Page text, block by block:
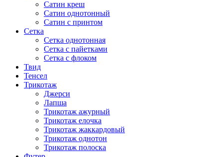
Сатин креш
Сатин однотонный
Сатин с принтом
Сетка
Сетка однотонная
Сетка с пайетками
Сетка с флоком
Твид
Тенсел
Трикотаж
Джерси
Лапша
Трикотаж ажурный
Трикотаж елочка
Трикотаж жаккардовый
Трикотаж однотон
Трикотаж полоска